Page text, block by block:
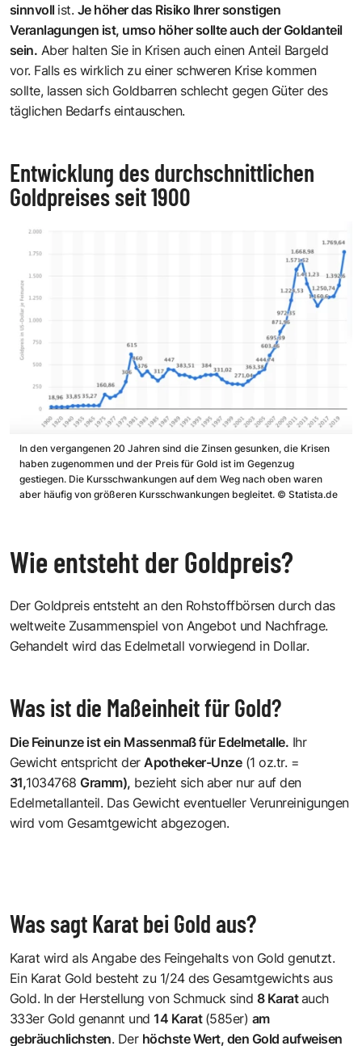
sinnvoll ist. Je höher das Risiko Ihrer sonstigen
Veranlagungen ist, umso höher sollte auch der Goldanteil
sein. Aber halten Sie in Krisen auch einen Anteil Bargeld
vor. Falls es wirklich zu einer schweren Krise kommen
sollte, lassen sich Goldbarren schlecht gegen Güter des
täglichen Bedarfs eintauschen.
Entwicklung des durchschnittlichen
Goldpreises seit 1900
In den vergangenen 20 Jahren sind die Zinsen gesunken, die Krisen
haben zugenommen und der Preis für Gold ist im Gegenzug
gestiegen. Die Kursschwankungen auf dem Weg nach oben waren
aber häufig von größeren Kursschwankungen begleitet. © Statista.de
Wie entsteht der Goldpreis?
Der Goldpreis entsteht an den Rohstoffbörsen durch das
weltweite Zusammenspiel von Angebot und Nachfrage.
Gehandelt wird das Edelmetall vorwiegend in Dollar.
Was ist die Maßeinheit für Gold?
Die Feinunze ist ein Massenmaß für Edelmetalle. Ihr
Gewicht entspricht derApotheker-Unze(1 oz.tr. =
31,1034768Gramm), bezieht sich aber nur auf den
Edelmetallanteil. Das Gewicht eventueller Verunreinigungen
wird vom Gesamtgewicht abgezogen.
Was sagt Karat bei Gold aus?
Karat wird als Angabe des Feingehalts von Gold genutzt.
Ein Karat Gold besteht zu 1/24 des Gesamtgewichts aus
Gold. In der Herstellung von Schmuck sind 8 Karatauch
333er Gold genannt und14 Karat (585er) am
gebräuchlichsten. Der höchste Wert, den Gold aufweisen